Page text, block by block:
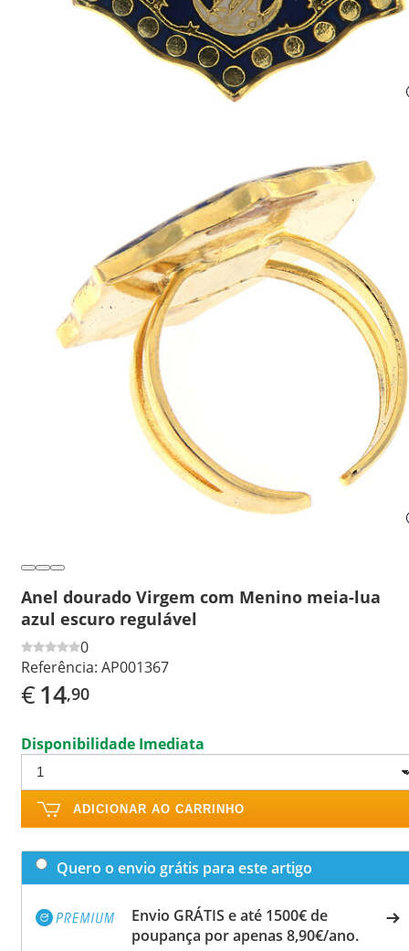
Anel dourado Virgem com Menino meia-lua
azul escuro regulável
0
Referência: AP001367
€14,90
Disponibilidade Imediata
ADICIONAR AO CARRINHO
Quero o envio grátis para este artigo
Envio GRÁTIS e até 1500€ de
poupança por apenas 8,90€/ano.